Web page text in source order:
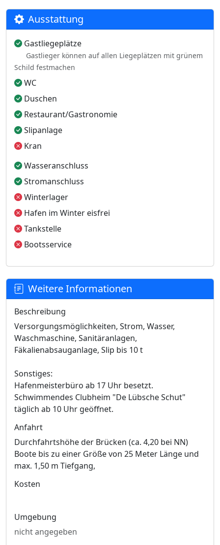
Ausstattung
Gastliegeplätze
Gastlieger können auf allen Liegeplätzen mit grünem
Schild festmachen
WC
Duschen
Restaurant/Gastronomie
Slipanlage
Kran
Wasseranschluss
Stromanschluss
Winterlager
Hafen im Winter eisfrei
Tankstelle
Bootsservice
Weitere Informationen
Beschreibung
Versorgungsmöglichkeiten, Strom, Wasser,
Waschmaschine, Sanitäranlagen,
Fäkalienabsauganlage, Slip bis 10 t
Sonstiges:
Hafenmeisterbüro ab 17 Uhr besetzt.
Schwimmendes Clubheim "De Lübsche Schut"
täglich ab 10 Uhr geöffnet.
Anfahrt
Durchfahrtshöhe der Brücken (ca. 4,20 bei NN)
Boote bis zu einer Größe von 25 Meter Länge und
max. 1,50 m Tiefgang,
Kosten
Umgebung
nicht angegeben